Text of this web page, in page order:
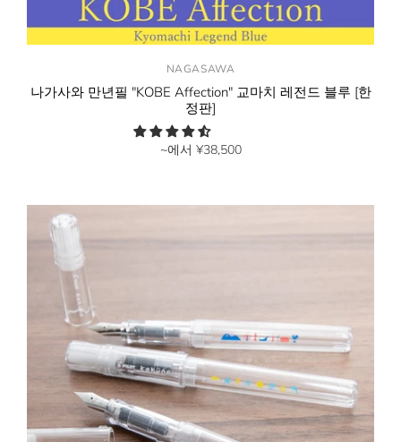
NAGASAWA
나가사와 만년필 "KOBE Affection" 교마치 레전드 블루 [한
정판]
~에서 ¥38,500